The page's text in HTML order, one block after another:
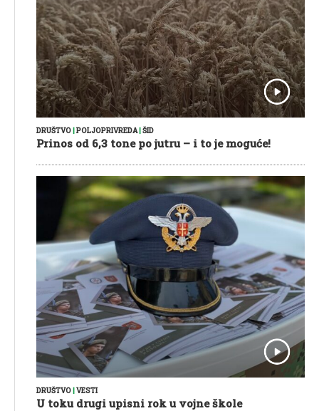
DRUŠTVO|POLJOPRIVREDA|ŠID
Prinos od 6,3 tone po jutru – i to je moguće!
DRUŠTVO|VESTI
U toku drugi upisni rok u vojne škole